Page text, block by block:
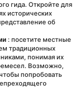
гида. Откройте для
исторических
об
: посетите местные
традиционных
понимая их
Возможно,
попробовать